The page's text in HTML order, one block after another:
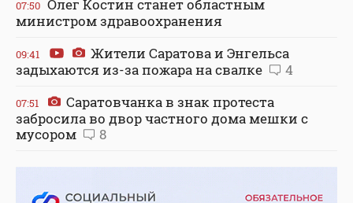
07:50 Олег Костин станет областным
министром здравоохранения
09:41
Жители Саратова и Энгельса
задыхаются из-за пожара на свалке
4
07:51
Саратовчанка в знак протеста
забросила во двор частного дома мешки с
мусором
8